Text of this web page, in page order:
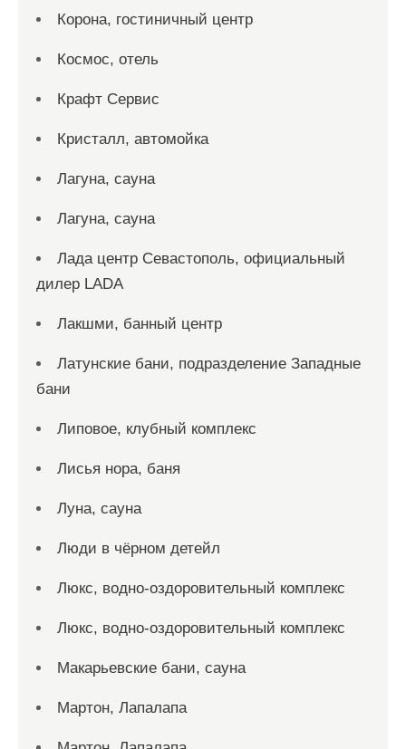
Корона, гостиничный центр
Космос, отель
Крафт Сервис
Кристалл, автомойка
Лагуна, сауна
Лагуна, сауна
Лада центр Севастополь, официальный
дилер LADA
Лакшми, банный центр
Латунские бани, подразделение Западные
бани
Липовое, клубный комплекс
Лисья нора, баня
Луна, сауна
Люди в чёрном детейл
Люкс, водно-оздоровительный комплекс
Люкс, водно-оздоровительный комплекс
Макарьевские бани, сауна
Мартон, Лапалапа